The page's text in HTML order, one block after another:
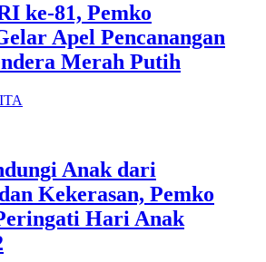
ke-81, Pemko
Apel Pencanangan
Merah Putih
Anak dari
Kekerasan, Pemko
Hari Anak